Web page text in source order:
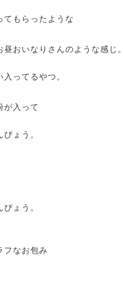
てもらったような
おいなりさんのような感じ。
ってるやつ。
が入って
ょう。
ょう。
フなお包み